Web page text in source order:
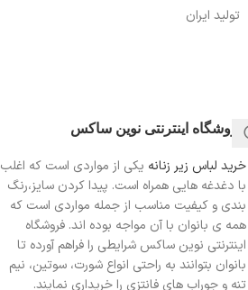
تولید ایران
فروشگاه اینترنتی نوین ساکس
خرید لباس زیر زنانه یکی از مواردی است که اغلب
با دغدغه هایی همراه است. پیدا کردن سایز،رنگ
بندی و کیفیت مناسب از جمله مواردی است که
همه ی بانوان با آن مواجه بوده اند. فروشگاه
اینترنتی نوین ساکس شرایطی را فراهم آورده تا
بانوان بتوانند به راحتی انواع شورت، سوتین، نیم
تنه و جوراب های فانتزی را خریداری نمایند.